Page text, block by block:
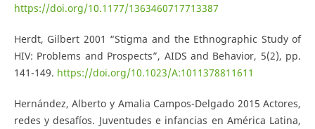
https://doi.org/10.1177/1363460717713387
Herdt, Gilbert 2001 “Stigma and the Ethnographic Study of
HIV: Problems and Prospects”, AIDS and Behavior, 5(2), pp.
141-149. https://doi.org/10.1023/A:1011378811611
Hernández, Alberto y Amalia Campos-Delgado 2015 Actores,
redes y desafíos. Juventudes e infancias en América Latina,